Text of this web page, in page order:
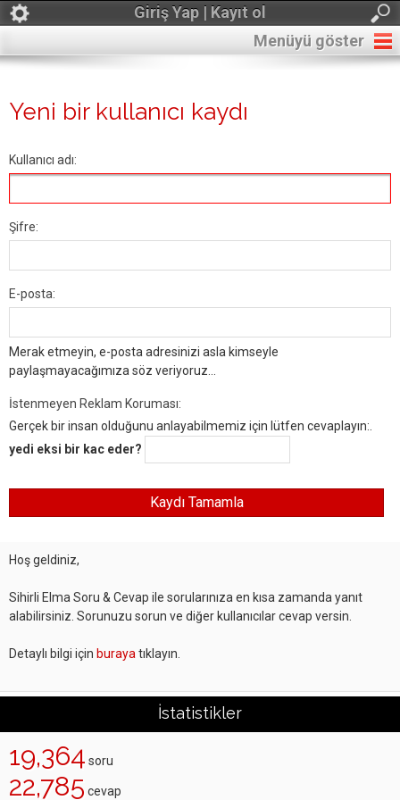
Giriş Yap | Kayıt ol
Menüyü göster
Yeni bir kullanıcı kaydı
Kullanıcı adı:
Şifre:
E-posta:
Merak etmeyin, e-posta adresinizi asla kimseyle
paylaşmayacağımıza söz veriyoruz...
İstenmeyen Reklam Koruması:
Gerçek bir insan olduğunu anlayabilmemiz için lütfen cevaplayın:.
yedi eksi bir kac eder?
Hoş geldiniz,
Sihirli Elma Soru & Cevap ile sorularınıza en kısa zamanda yanıt
alabilirsiniz. Sorunuzu sorun ve diğer kullanıcılar cevap versin.
Detaylı bilgi için buraya tıklayın.
İstatistikler
19,364 soru
22,785 cevap